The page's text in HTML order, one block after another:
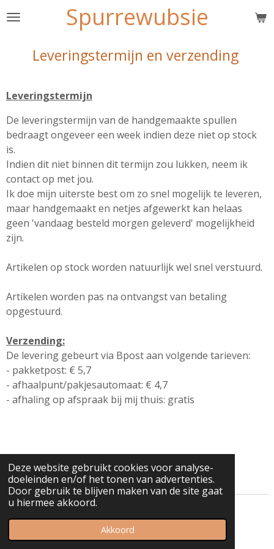
Deze website gebruikt cookies voor analyse-
doeleinden en/of het tonen van advertenties.
Door gebruik te blijven maken van de site gaat
u hiermee akkoord.
Akkoord
Ga
Spurrewubsie
Leveringstermijn en verzending
Leveringstermijn
De leveringstermijn van de handgemaakte spullen
bedraagt ongeveer een week indien deze niet op stock
is.
Indien dit niet binnen dit termijn zou lukken, neem ik
contact op met jou.
Ik doe mijn uiterste best om zo snel mogelijk te leveren,
maar handgemaakt en netjes afgewerkt kan helaas
geen 'vandaag besteld morgen geleverd' mogelijkheid
zijn.
Artikelen op stock worden natuurlijk wel snel verstuurd.
Artikelen worden pas na ontvangst van betaling
opgestuurd.
Verzending:
De levering gebeurt via Bpost aan volgende tarieven:
- pakketpost: € 5,7
- afhaalpunt/pakjesautomaat: € 4,7
- afhaling op afspraak bij mij thuis: gratis